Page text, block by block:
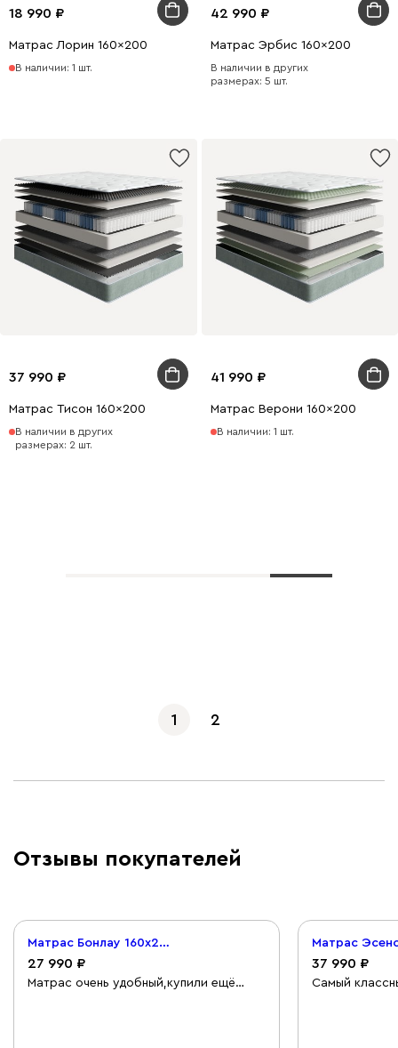
18 990
Матрас Лорин 160x200
В наличии: 1 шт.
42 990
Матрас Эрбис 160x200
В наличии в других
размерах: 5 шт.
37 990
Матрас Тисон 160x200
В наличии в других
размерах: 2 шт.
41 990
Матрас Верони 160x200
В наличии: 1 шт.
1 2
Отзывы покупателей
Матрас Бонлау 160x200
27 990
Матрас очень удобный,купили ещё
Матрас
37 990
Самый